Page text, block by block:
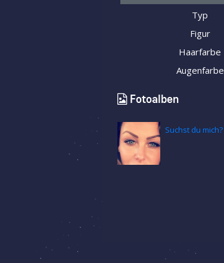
Typ
Figur
Haarfarbe
Augenfarbe
Fotoalben
Suchst du mich?